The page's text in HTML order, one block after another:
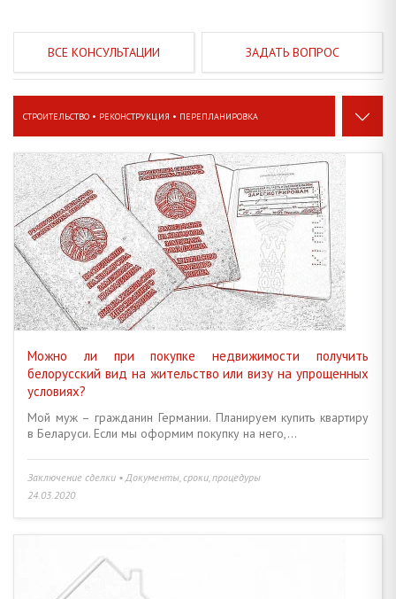
ЗАДАТЬ ВОПРОС
СТРОИТЕЛЬСТВО • РЕКОНСТРУКЦИЯ • ПЕРЕПЛАНИРОВКА
ЗАКЛЮЧЕНИЕ СДЕЛКИ • ДОКУМЕНТЫ, СРОКИ, ПРОЦЕДУРЫ
СТРОИТЕЛЬСТВО • РЕКОНСТРУКЦИЯ • ПЕРЕПЛАНИРОВКА
ЗЕМЕЛЬНЫЕ ПРАВООТНОШЕНИЯ • ДАЧИ И САДОВОДСТВО
НЕЖИЛОЙ ФОНД • КОММЕРЧЕСКАЯ НЕДВИЖИМОСТЬ
КРЕДИТЫ И ЗАЙМЫ • СУБСИДИИ • ПОРУЧИТЕЛЬСТВО, ЗАЛОГ 4
ОПЕКА И ПОПЕЧИТЕЛЬСТВО • НЕСОВЕРШЕННОЛЕТНИЕ ДЕТИ 5
СОВМЕСТНАЯ И ДОЛЕВАЯ СОБСТВЕННОСТЬ • БРАК И СЕМЬЯ 16
ДАРЕНИЕ • ЗАВЕЩАНИЕ, НАСЛЕДСТВО • РЕНТА
АГЕНТСТВО НЕДВИЖИМОСТИ • РИЭЛТЕРСКИЕ УСЛУГИ
Можно ли при покупке недвижимости получить
белорусский вид на жительство или визу на упрощенных
условиях?
Мой муж – гражданин Германии. Планируем купить квартиру
в Беларуси. Если мы оформим покупку на него,...
24.03.2020
Заключение сделки • Документы, сроки, процедуры